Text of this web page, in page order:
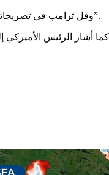
وقل ترامب في تصريحاته لشبكة “إن بي سي” الأميركية: “إذا لم يبرموا اتفاقا، فسيكون هناك قصف، وسيكون قصفا لم يشهدوا مثله من قبل”.